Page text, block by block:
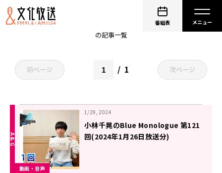
番組表
の記事一覧
前ページ 1 次ページ
動画・音声
1/29, 2024
小林千晃のBlue Monologue 第121
回(2024年1月26日放送分)